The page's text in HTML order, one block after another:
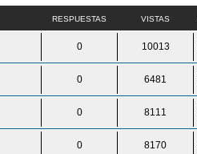
RESPUESTAS VISTAS
0 10013
0 6481
0 8111
0 8170